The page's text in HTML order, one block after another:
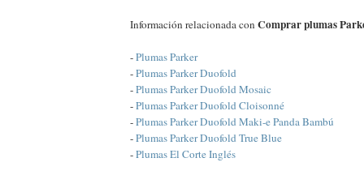
Información relacionada con Comprar plumas
-Plumas Parker
-Plumas Parker Duofold
-Plumas Parker Duofold Mosaic
-Plumas Parker Duofold Cloisonné
-Plumas Parker Duofold Maki-e Panda Bambú
-Plumas Parker Duofold True Blue
-Plumas El Corte Inglés